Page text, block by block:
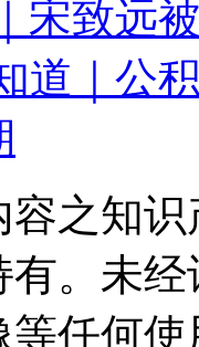
宋致远
道｜公
容之知
有。未
等任何使